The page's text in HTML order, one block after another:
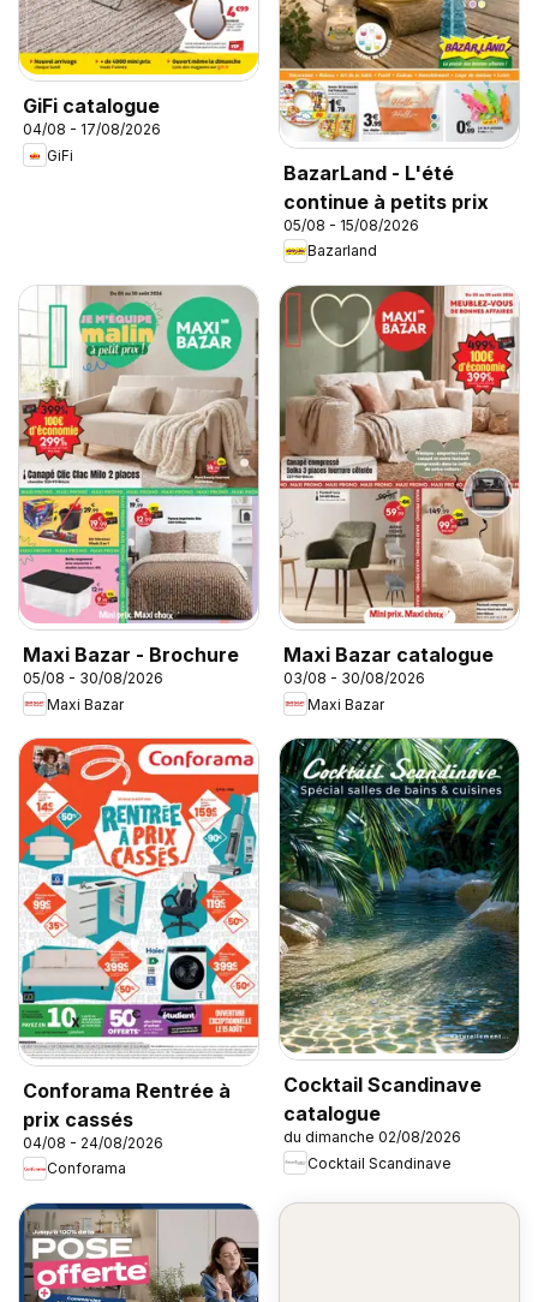
GiFi catalogue
04/08 - 17/08/2026
GiFi
BazarLand - L'été
continue à petits prix
05/08 - 15/08/2026
Bazarland
Maxi Bazar - Brochure
05/08 - 30/08/2026
Maxi Bazar
Maxi Bazar catalogue
03/08 - 30/08/2026
Maxi Bazar
Conforama Rentrée à
prix cassés
04/08 - 24/08/2026
Conforama
Cocktail Scandinave
catalogue
du dimanche 02/08/2026
Cocktail Scandinave